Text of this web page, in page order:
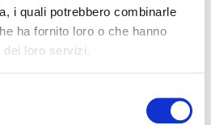
i quali potrebbero combinarle
ha fornito loro o che hanno
loro servizi.
“Il Lavoro”edito a cura di
diMestieri per il lavoro: gli
– Guerini – Milano